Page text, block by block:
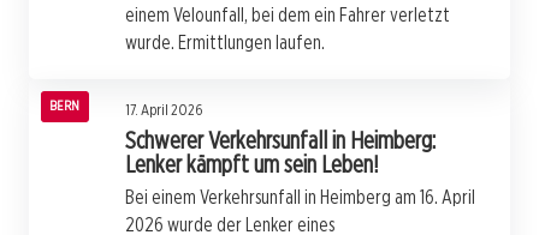
einem Velounfall, bei dem ein Fahrer verletzt
wurde. Ermittlungen laufen.
BERN 17. April 2026
Schwerer Verkehrsunfall in Heimberg:
Lenker kämpft um sein Leben!
Bei einem Verkehrsunfall in Heimberg am 16. April
2026 wurde der Lenker eines